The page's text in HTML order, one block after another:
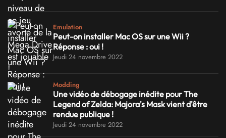
Emulation
Peut-on installer Mac OS sur une Wii ?
Réponse : oui !
Jeudi 24 novembre 2022
Modding
Une vidéo de débogage inédite pour The
Legend of Zelda: Majora's Mask vient d'être
rendue publique !
Jeudi 24 novembre 2022